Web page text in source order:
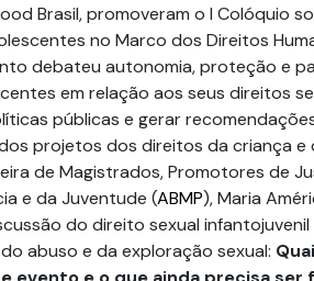
Brasil, promoveram o I Colóquio
no Marco dos Direitos
debateu autonomia, proteção e
em relação aos seus direitos
públicas e gerar
projetos dos direitos da criança e
de Magistrados, Promotores de
e da Juventude (ABMP), Maria
do direito sexual
abuso e da exploração sexual: